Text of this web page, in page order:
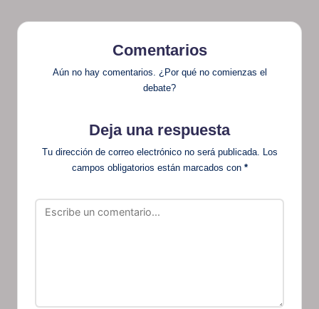
Comentarios
Aún no hay comentarios. ¿Por qué no comienzas el
debate?
Deja una respuesta
Tu dirección de correo electrónico no será publicada. Los
campos obligatorios están marcados con *